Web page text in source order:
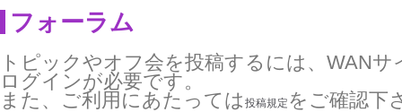
フォーラム
トピックやオフ会を投稿するには、WAN
ログインが必要です。
また、ご利用にあたっては 投稿規定 をご確認下